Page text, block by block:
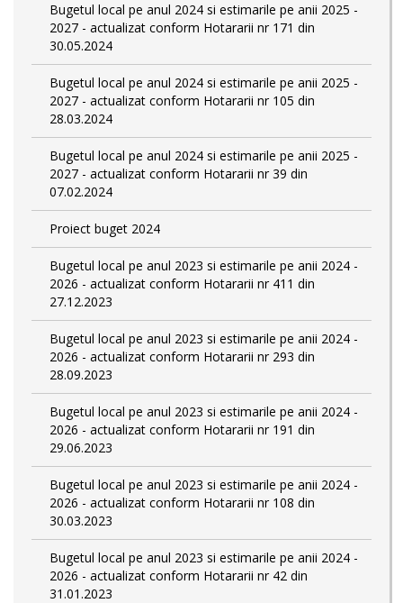
Bugetul local pe anul 2024 si estimarile pe anii 2025 -
2027 - actualizat conform Hotararii nr 171 din
30.05.2024
Bugetul local pe anul 2024 si estimarile pe anii 2025 -
2027 - actualizat conform Hotararii nr 105 din
28.03.2024
Bugetul local pe anul 2024 si estimarile pe anii 2025 -
2027 - actualizat conform Hotararii nr 39 din
07.02.2024
Proiect buget 2024
Bugetul local pe anul 2023 si estimarile pe anii 2024 -
2026 - actualizat conform Hotararii nr 411 din
27.12.2023
Bugetul local pe anul 2023 si estimarile pe anii 2024 -
2026 - actualizat conform Hotararii nr 293 din
28.09.2023
Bugetul local pe anul 2023 si estimarile pe anii 2024 -
2026 - actualizat conform Hotararii nr 191 din
29.06.2023
Bugetul local pe anul 2023 si estimarile pe anii 2024 -
2026 - actualizat conform Hotararii nr 108 din
30.03.2023
Bugetul local pe anul 2023 si estimarile pe anii 2024 -
2026 - actualizat conform Hotararii nr 42 din
31.01.2023